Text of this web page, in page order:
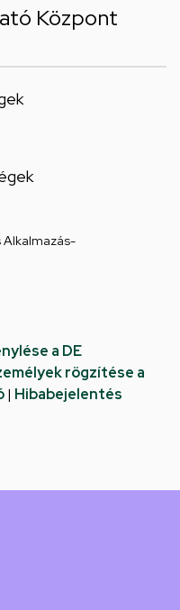
Központ
a DE
rögzítése a
| Hibabejelentés